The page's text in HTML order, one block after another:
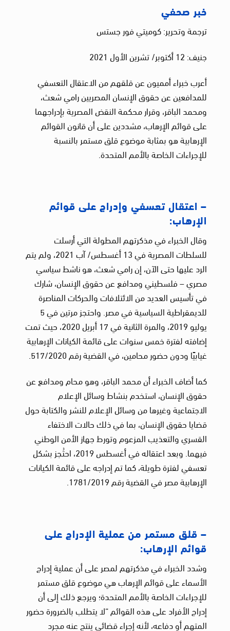
خبر صحفي
ترجمة وتحرير: كوميتي فور جستس
جنيف: 12 أكتوبر/ تشرين الأول 2021
أعرب خبراء أمميون عن قلقهم من الاعتقال التعسفي
للمدافعين عن حقوق الإنسان المصريين رامي شعث،
ومحمد الباقر، وقرار محكمة النقض المصرية بإدراجهما
على قوائم الإرهاب، مشددين على أن قانون القوائم
الإرهابية هو بمثابة موضوع قلق مستمر بالنسبة
للإجراءات الخاصة بالأمم المتحدة.
– اعتقال تعسفي وإدراج على قوائم
الإرهاب:
وقال الخبراء في مذكرتهم المطولة التي أرسلت
للسلطات المصرية في 13 أغسطس/ آب 2021، ولم يتم
الرد عليها حتى الآن، إن رامي شعث، هو ناشط سياسي
مصري – فلسطيني ومدافع عن حقوق الإنسان، شارك
في تأسيس العديد من الائتلافات والحركات المناصرة
للديمقراطية السياسية في مصر. واحتجز مرتين في 5
يوليو 2019، والمرة الثانية في 17 أبريل 2020، حيث تمت
إضافته لفترة خمس سنوات على قائمة الكيانات الإرهابية
غيابيًا ودون حضور محامين، في القضية رقم 517/2020.
كما أضاف الخبراء أن محمد الباقر، وهو محام ومدافع عن
حقوق الإنسان، استخدم بنشاط وسائل الإعلام
الاجتماعية وغيرها من وسائل الإعلام للنشر والكتابة حول
قضايا حقوق الإنسان، بما في ذلك حالات الاختفاء
القسري والتعذيب المزعوم وتورط جهاز الأمن الوطني
فيهما. وبعد اعتقاله في أغسطس 2019، احتُجز بشكل
تعسفي لفترة طويلة، كما تم إدراجه على قائمة الكيانات
الإرهابية مصر في القضية رقم 1781/2019.
– قلق مستمر من عملية الإدراج على
قوائم الإرهاب:
وشدد الخبراء في مذكرتهم لمصر على أن عملية إدراج
الأسماء على قوائم الإرهاب هي موضوع قلق مستمر
للإجراءات الخاصة بالأمم المتحدة؛ ويرجع ذلك إلى أن
إدراج الأفراد على هذه القوائم “لا يتطلب بالضرورة حضور
المتهم أو دفاعه، لأنه إجراء قضائي ينتج عنه مجرد